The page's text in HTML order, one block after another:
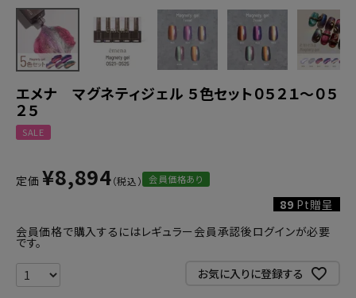
エメナ マグネティジェル ５色セット０５２１～０５
２５
SALE
定価 ¥8,894 会員価格あり
89 Pt贈呈
会員価格で購入するにはレギュラー会員承認後ログインが必要
です。
お気に入りに登録する